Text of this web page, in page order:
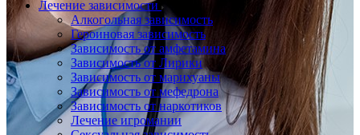
Лечение зависимости
Алкогольная зависимость
Героиновая зависимость
Зависимость от амфетамина
Зависимость от Лирики
Зависимость от марихуаны
Зависимость от мефедрона
Зависимость от наркотиков
Лечение игромании